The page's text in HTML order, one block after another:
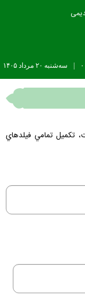
سه‌شنبه ۲۰ مرداد ۱۴۰۵
تكميل تمامي فيلدهاي